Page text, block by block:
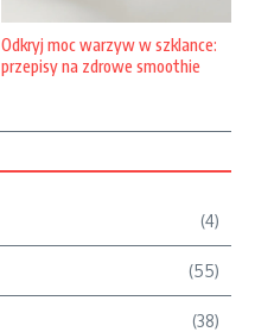
Odkryj moc warzyw w szklance:
przepisy na zdrowe smoothie
(4)
(55)
(38)